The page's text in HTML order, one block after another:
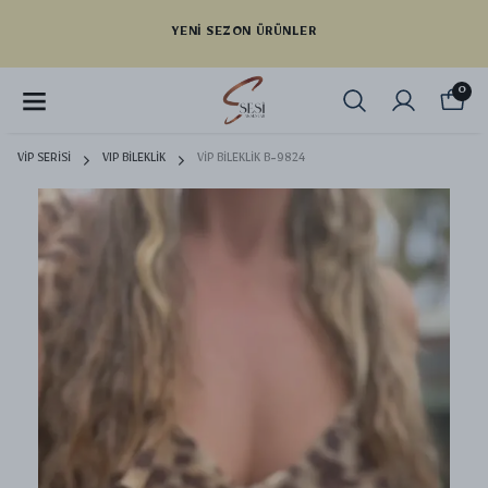
YENI SEZON ÜRÜNLER
0
VİP SERİSİ VIP BİLEKLİK VİP BİLEKLİK B-9824